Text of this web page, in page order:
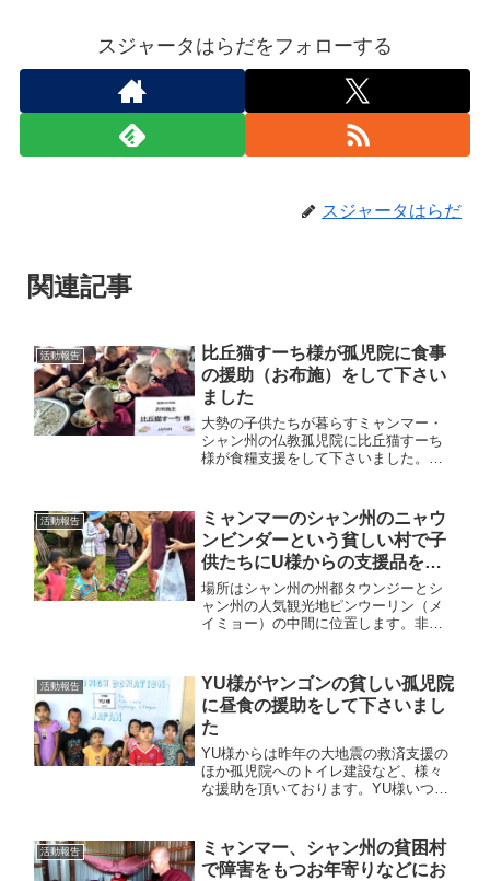
スジャータはらだをフォローする
スジャータはらだ
関連記事
活動報告
比丘猫すーち様が孤児院に食事
の援助（お布施）をして下さい
ました
大勢の子供たちが暮らすミャンマー・
シャン州の仏教孤児院に比丘猫すーち
様が食糧支援をして下さいました。出
活動報告
ミャンマーのシャン州のニャウ
ンビンダーという貧しい村で子
供たちにU様からの支援品を配
布してきました
場所はシャン州の州都タウンジーとシ
ャン州の人気観光地ピンウーリン（メ
イミョー）の中間に位置します。非常
です。道すがら出会った牛飼いの少年
に受け取っていただきました。思いが
けないことに驚きつつも大変に喜んで
もらえました。
活動報告
YU様がヤンゴンの貧しい孤児院
に昼食の援助をして下さいまし
た
YU様からは昨年の大地震の救済支援の
ほか孤児院へのトイレ建設など、様々
な援助を頂いております。YU様いつも
活動報告
ミャンマー、シャン州の貧困村
で障害をもつお年寄りなどにお